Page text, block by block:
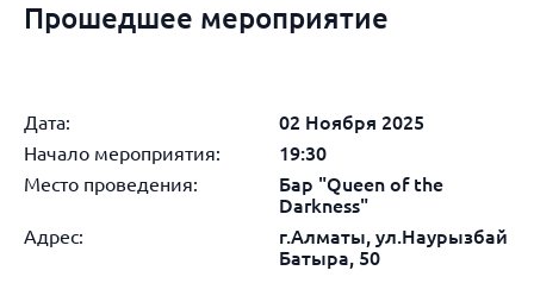
Прошедшее мероприятие
Дата:
02 Ноября 2025
Начало мероприятия:
19:30
Место проведения:
Бар "Queen of the
Darkness"
Адрес:
г.Алматы, ул.Наурызбай
Батыра, 50